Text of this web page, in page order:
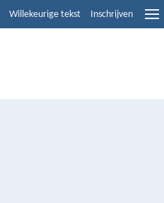
Willekeurige tekst Inschrijven